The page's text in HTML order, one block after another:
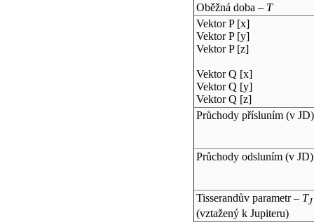
Oběžná doba – T
Vektor P [x]
Vektor P [y]
Vektor P [z]
Vektor Q [x]
Vektor Q [y]
Vektor Q [z]
Průchody přísluním (v JD)
Průchody odsluním (v JD)
Tisserandův parametr – TJ
(vztažený k Jupiteru)